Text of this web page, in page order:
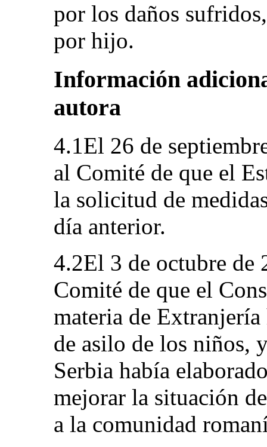
por los daños
por hijo.
Información
autora
4.1El 26 de
al Comité de que el
la solicitud de
día anterior.
4.2El 3 de octubre de
Comité de que el
materia de
de asilo de los niños,
Serbia había
mejorar la situación
a la comunidad